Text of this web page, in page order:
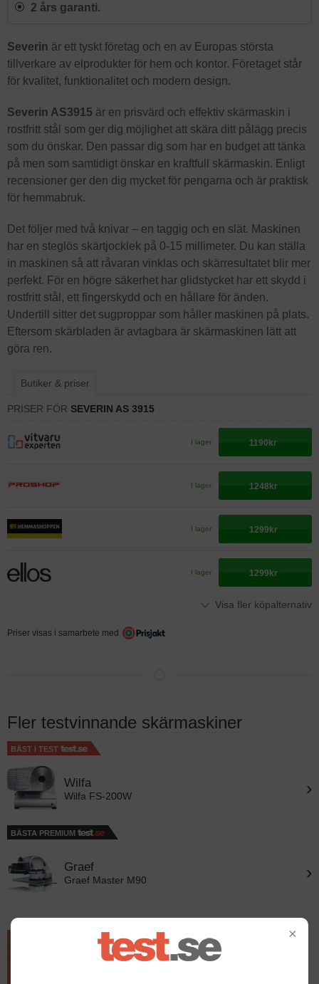
×
2 års garanti.
Severin är ett tyskt företag och en av Europas största
tillverkare av elprodukter för hem och kontor. Företaget står
för kvalitet, funktionalitet och modern design.
Severin AS3915 är en prisvärd och effektiv skärmaskin i
rostfritt stål som ger dig möjlighet att skära ditt pålägg precis
som du önskar. Den passar dig som har en budget att tänka
på men som samtidigt önskar en kraftfull skärmaskin. Enligt
recensioner ger den dig mycket för pengarna och är praktisk
för hemmabruk.
Det följer med två knivar – en taggig och en slät. Maskinen
har en steglös skärtjocklek på 0-15 millimeter. Du kan ställa
in maskinen så att råvaran vinklas och skärresultatet blir mer
perfekt. För en högre säkerhet har glidstycket har ett skydd i
rostfritt stål, ett fingerskydd och en hållare för änden.
Undertill sitter det sugproppar som håller maskinen på plats.
Eftersom skärbladen är avtagbara är skärmaskinen lätt att
göra ren.
Butiker & priser
PRISER FÖR SEVERIN AS 3915
I lager 1190kr
I lager 1248kr
I lager 1299kr
I lager 1299kr
Visa fler köpalternativ
Priser visas i samarbete med
Fler testvinnande skärmaskiner
BÄST I TEST
Wilfa
Wilfa FS-200W ›
BÄSTA PREMIUM
Graef
Graef Master M90 ›